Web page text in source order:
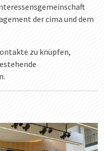
der cima und dem
zu knüpfen,